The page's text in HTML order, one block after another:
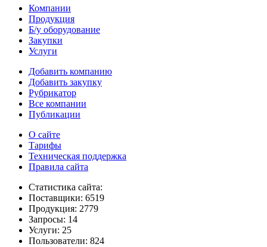
Компании
Продукция
Б/у оборудование
Закупки
Услуги
Добавить компанию
Добавить закупку
Рубрикатор
Все компании
Публикации
О сайте
Тарифы
Техническая поддержка
Правила сайта
Статистика сайта:
Поставщики: 6519
Продукция: 2779
Запросы: 14
Услуги: 25
Пользователи: 824